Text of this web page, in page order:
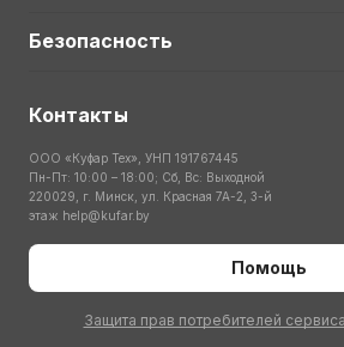
Безопасность
Контакты
ООО «Куфар Тех», УНП 191767445
Пн-Пт: 10:00 – 18:00; Сб, Вс: Выходной
220029, г. Минск, ул. Красная 7А-2, 3-й
этаж help@kufar.by
Помощь
Защита прав потребителей